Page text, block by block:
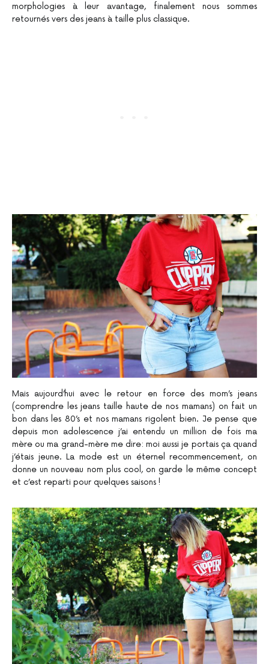
morphologies à leur avantage, finalement nous sommes
retournés vers des jeans à taille plus classique.
Mais aujourd’hui avec le retour en force des mom’s jeans
(comprendre les jeans taille haute de nos mamans) on fait un
bon dans les 80’s et nos mamans rigolent bien. Je pense que
depuis mon adolescence j’ai entendu un million de fois ma
mère ou ma grand-mère me dire: moi aussi je portais ça quand
j’étais jeune. La mode est un éternel recommencement, on
donne un nouveau nom plus cool, on garde le même concept
et c’est reparti pour quelques saisons !